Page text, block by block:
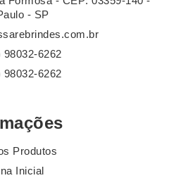
- SP
98032-6262
98032-6262
Produtos
Inicial